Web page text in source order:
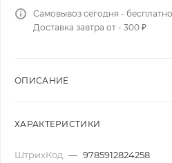
Самовывоз сегодня - бесплатно
Доставка завтра от - 300 ₽
ОПИСАНИЕ
ХАРАКТЕРИСТИКИ
ШтрихКод — 9785912824258